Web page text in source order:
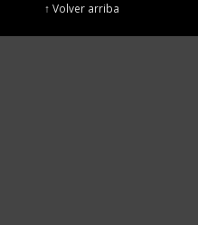
↑ Volver arriba